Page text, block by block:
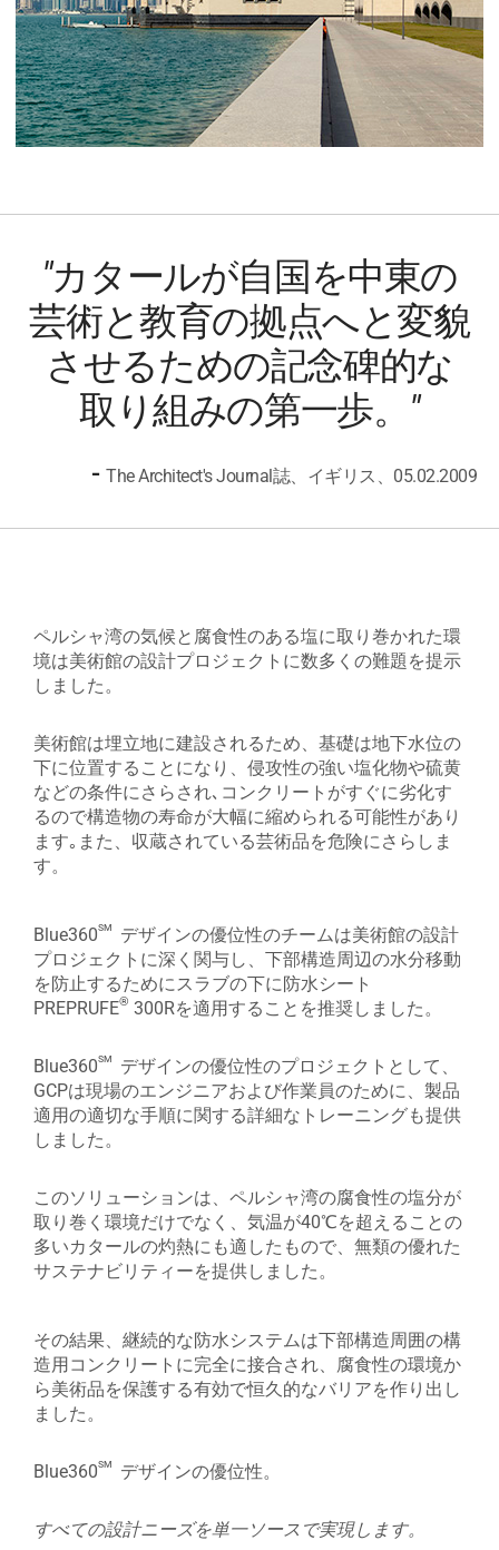
"カタールが自国を中東の
芸術と教育の拠点へと変貌
させるための記念碑的な
取り組みの第一歩。"
- The Architect's Journal誌、イギリス、05.02.2009
ペルシャ湾の気候と腐食性のある塩に取り巻かれた環
境は美術館の設計プロジェクトに数多くの難題を提示
しました。
美術館は埋立地に建設されるため、基礎は地下水位の
下に位置することになり、侵攻性の強い塩化物や硫黄
などの条件にさらされ､コンクリートがすぐに劣化す
るので構造物の寿命が大幅に縮められる可能性があり
ます｡また、収蔵されている芸術品を危険にさらしま
す。
Blue360sm
デザインの優位性のチームは美術館の設計
プロジェクトに深く関与し、下部構造周辺の水分移動
を防止するためにスラブの下に防水シート
PREPRUFE® 300Rを適用することを推奨しました。
Blue360sm
デザインの優位性のプロジェクトとして、
GCPは現場のエンジニアおよび作業員のために、製品
適用の適切な手順に関する詳細なトレーニングも提供
しました。
このソリューションは、ペルシャ湾の腐食性の塩分が
取り巻く環境だけでなく、気温が40℃を超えることの
多いカタールの灼熱にも適したもので、無類の優れた
サステナビリティーを提供しました。
その結果、継続的な防水システムは下部構造周囲の構
造用コンクリートに完全に接合され、腐食性の環境か
ら美術品を保護する有効で恒久的なバリアを作り出し
ました。
Blue360sm デザインの優位性。
すべての設計ニーズを単一ソースで実現します。